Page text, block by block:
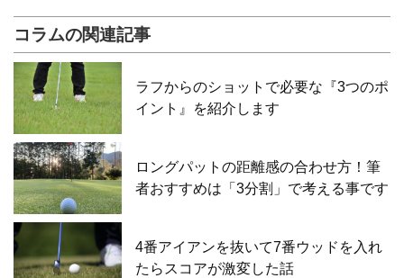
コラムの関連記事
ラフからのショットで必要な『3つのポ
イント』を紹介します
ロングパットの距離感の合わせ方！筆
者おすすめは「3分割」で考える事です
4番アイアンを抜いて7番ウッドを入れ
たらスコアが激変した話